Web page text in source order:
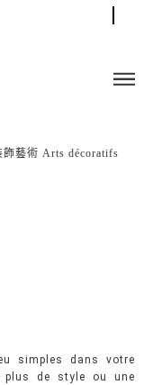
飾藝術 Arts décoratifs
simples dans votre
plus de style ou une